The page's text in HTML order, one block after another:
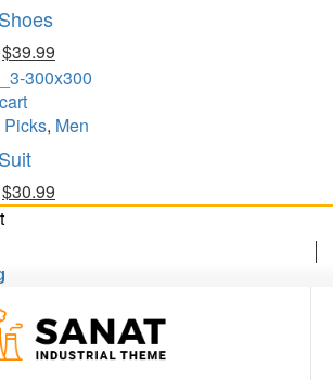
Original
price
was:
$60.99.
$39.99
price
$39.99.
, Men
Original
price
$30.99
price